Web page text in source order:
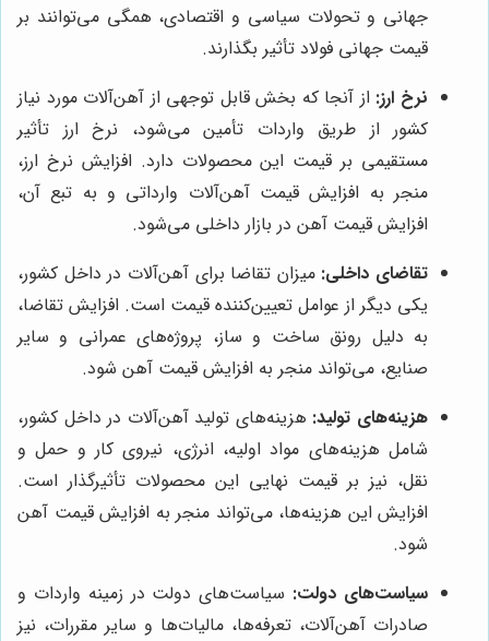
جهانی و تحولات سیاسی و اقتصادی، همگی می‌توانند بر
قیمت جهانی فولاد تأثیر بگذارند.
نرخ ارز: از آنجا که بخش قابل توجهی از آهن‌آلات مورد نیاز
کشور از طریق واردات تأمین می‌شود، نرخ ارز تأثیر
مستقیمی بر قیمت این محصولات دارد. افزایش نرخ ارز،
منجر به افزایش قیمت آهن‌آلات وارداتی و به تبع آن،
افزایش قیمت آهن در بازار داخلی می‌شود.
تقاضای داخلی: میزان تقاضا برای آهن‌آلات در داخل کشور،
یکی دیگر از عوامل تعیین‌کننده قیمت است. افزایش تقاضا،
به دلیل رونق ساخت و ساز، پروژه‌های عمرانی و سایر
صنایع، می‌تواند منجر به افزایش قیمت آهن شود.
هزینه‌های تولید: هزینه‌های تولید آهن‌آلات در داخل کشور،
شامل هزینه‌های مواد اولیه، انرژی، نیروی کار و حمل و
نقل، نیز بر قیمت نهایی این محصولات تأثیرگذار است.
افزایش این هزینه‌ها، می‌تواند منجر به افزایش قیمت آهن
شود.
سیاست‌های دولت: سیاست‌های دولت در زمینه واردات و
صادرات آهن‌آلات، تعرفه‌ها، مالیات‌ها و سایر مقررات، نیز